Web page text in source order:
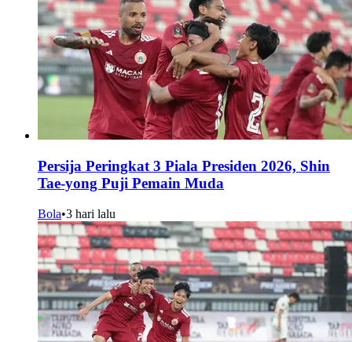
Persija Peringkat 3 Piala Presiden 2026, Shin
Tae-yong Puji Pemain Muda
Bola•3 hari lalu